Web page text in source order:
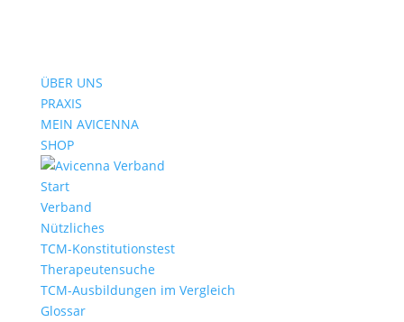
ÜBER UNS
PRAXIS
MEIN AVICENNA
SHOP
Start
Verband
Nützliches
TCM-Konstitutionstest
Therapeutensuche
TCM-Ausbildungen im Vergleich
Glossar